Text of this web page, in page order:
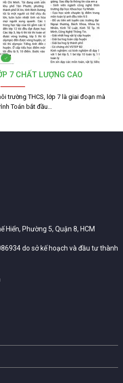
7 CHẤT LƯỢNG CAO
trường THCS, lớp 7 là giai đoạn mà
Toán bắt đầu…
Hiển, Phường 5, Quận 8, HCM
do sở kế hoạch và đầu tư thành